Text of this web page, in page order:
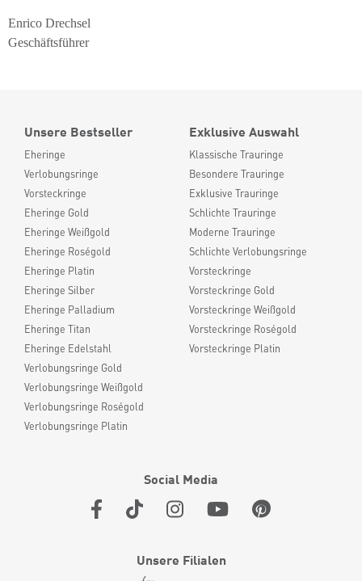
Enrico Drechsel
Geschäftsführer
Unsere Bestseller
Eheringe
Verlobungsringe
Vorsteckringe
Eheringe Gold
Eheringe Weißgold
Eheringe Roségold
Eheringe Platin
Eheringe Silber
Eheringe Palladium
Eheringe Titan
Eheringe Edelstahl
Verlobungsringe Gold
Verlobungsringe Weißgold
Verlobungsringe Roségold
Verlobungsringe Platin
Exklusive Auswahl
Klassische Trauringe
Besondere Trauringe
Exklusive Trauringe
Schlichte Trauringe
Moderne Trauringe
Schlichte Verlobungsringe
Vorsteckringe
Vorsteckringe Gold
Vorsteckringe Weißgold
Vorsteckringe Roségold
Vorsteckringe Platin
Social Media
Unsere Filialen